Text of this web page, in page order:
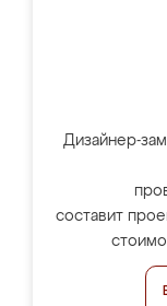
Дизайнер-
составит